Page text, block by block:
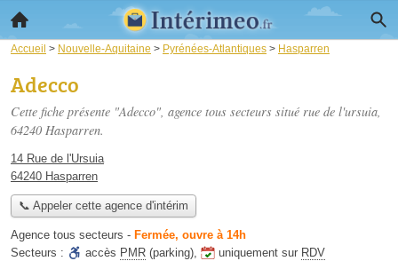
Accueil > Nouvelle-Aquitaine > Pyrénées-Atlantiques > Hasparren
Adecco
Cette fiche présente "Adecco", agence tous secteurs situé rue de l'ursuia,
64240 Hasparren.
14 Rue de l'Ursuia
64240 Hasparren
📞 Appeler cette agence d'intérim
Agence tous secteurs - Fermée, ouvre à 14h
Secteurs :
accès PMR (parking), uniquement sur RDV